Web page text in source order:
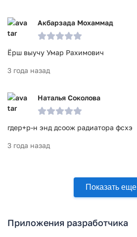
Акбарзада Мохаммад
Ёрш выучу Умар Рахимович
3 года назад
Наталья Соколова
гдер+р-н энд дсоож радиатора фсхэ
3 года назад
Показать еще
Приложения разработчика